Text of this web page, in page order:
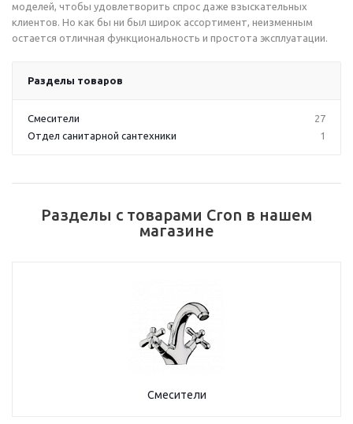
моделей, чтобы удовлетворить спрос даже взыскательных
клиентов. Но как бы ни был широк ассортимент, неизменным
остается отличная функциональность и простота эксплуатации.
Разделы товаров
Смесители
27
Отдел санитарной сантехники
1
Разделы с товарами Cron в нашем
магазине
Смесители